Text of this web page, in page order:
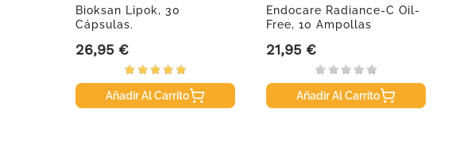
Bioksan Lipok, 30
Cápsulas.
Precio
26,95 €
Añadir Al Carrito
Endocare Radiance-C Oil-
Free, 10 Ampollas
Precio
21,95 €
Añadir Al Carrito